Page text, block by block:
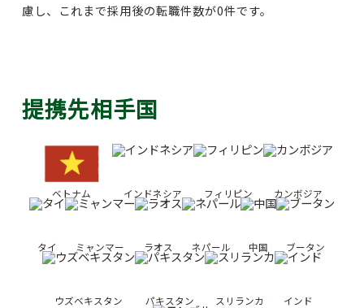
慮し、これまで採用後の転職件数が0件です。
提携先相手国
ベトナム インドネシア フィリピン カンボジア
タイ ミャンマー ラオス ネパール 中国 ブータン
ウズベキスタン パキスタン スリランカ インド